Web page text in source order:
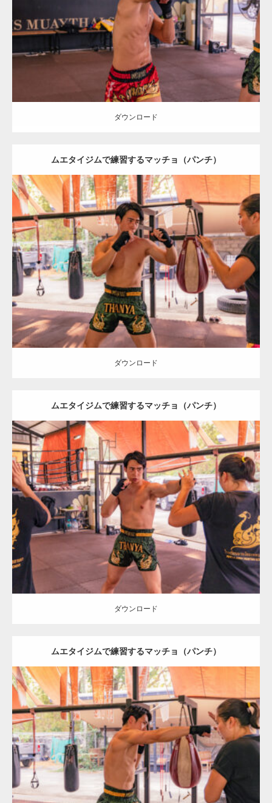
AKIHITO(細マッチョ)
腹筋 チェンマイ(タイ)
ダウンロード
ダウンロード
ムエタイジムで練習するマッチョ（パンチ）
Update:2023.09.8
Category:ムエタイのマッチョ in チェンマイ(タイ) オレンジの人
SOSUKE
チェンマイ(タイ)
ダウンロード
ダウンロード
ムエタイジムで練習するマッチョ（パンチ）
Update:2023.09.8
Category:ムエタイのマッチョ in チェンマイ(タイ) オレンジの人
SOSUKE
チェンマイ(タイ)
ダウンロード
ダウンロード
ムエタイジムで練習するマッチョ（パンチ）
Update:2023.09.8
Category:ムエタイのマッチョ in チェンマイ(タイ) オレンジの人
SOSUKE 上腕三頭筋 チェンマイ(タイ)
ダウンロード